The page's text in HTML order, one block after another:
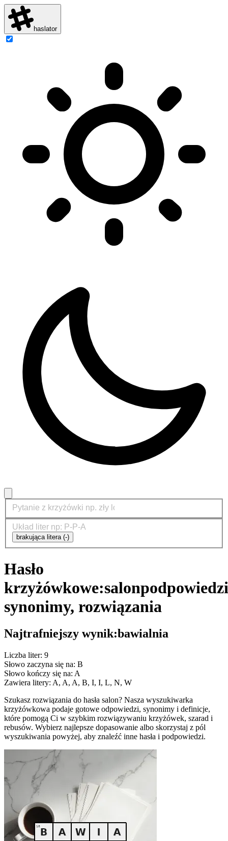
haslator
brakująca litera (-)
Hasło
krzyżówkowe:salon
synonimy, rozwiązania
Najtrafniejszy wynik:bawialnia
Liczba liter: 9
Słowo zaczyna się na: B
Słowo kończy się na: A
Zawiera litery: A, A, A, B, I, I, L, N, W
Szukasz rozwiązania do hasła salon? Nasza wyszukiwarka
krzyżówkowa podaje gotowe odpowiedzi, synonimy i definicje,
które pomogą Ci w szybkim rozwiązywaniu krzyżówek, szarad i
rebusów. Wybierz najlepsze dopasowanie albo skorzystaj z pól
wyszukiwania powyżej, aby znaleźć inne hasła i podpowiedzi.